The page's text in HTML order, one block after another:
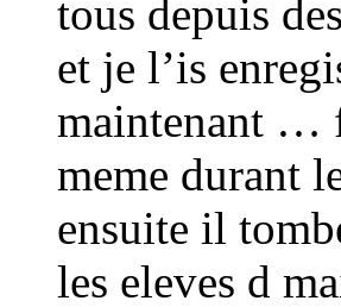
tous depuis
et je l’is
maintenant …
meme durant
ensuite il
les eleves d